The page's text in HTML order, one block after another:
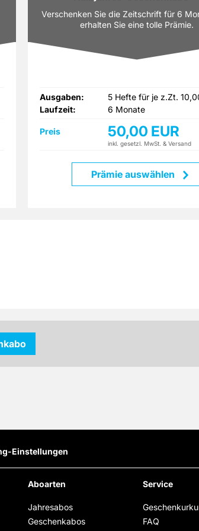
Verschenken Sie die Zeitschrift für 6
erhalten Sie eine tolle Prämie.
Ausgaben:
5 Hefte für je z.Zt.
Laufzeit:
6 Monate
Preis 50,00 EUR
inkl. gesetzl. MwSt. & Versand
Prämie auswählen
Einstellungen
Aboarten
Jahresabos
Geschenkabos
Service
FAQ